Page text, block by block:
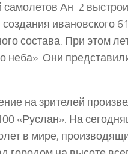
самолетов Ан-2
ивановского
состава. При этом
неба». Они
на зрителей
«Руслан». На
в мире,